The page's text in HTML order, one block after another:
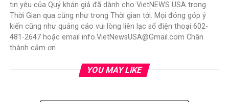
tin yêu của Quý khán giả đã dành cho VietNEWS USA trong
Thời Gian qua cũng như trong Thời gian tới. Mọi đóng góp ý
kiến cũng như quảng cáo vui lòng liên lạc số điện thoại 602-
481-2647 hoặc email info.VietNewsUSA@Gmail.com Chân
thành cảm ơn.
YOU MAY LIKE